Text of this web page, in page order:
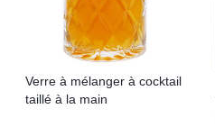
Verre à mélanger à cocktail
taillé à la main